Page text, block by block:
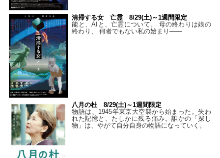
清掃する女 亡霊 8/29(土)～1週間限定
能と、AIと、亡霊について。 母の終わりは娘の
終わり、 何者でもない私の始まり――
八月の杜 8/29(土)～1週間限定
物語は、1945年東京大空襲から始まった。失わ
れた記憶と、たしかに残る痛み。誰かの「探し
物」は、やがて自分自身の物語になっていく。